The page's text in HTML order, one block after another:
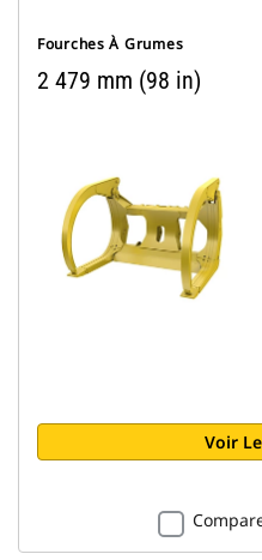
Fourches À Grumes
2 479 mm (98 in)
Voir